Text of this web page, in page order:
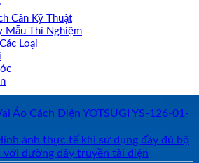
Cân Kỹ Thuật
Mẫu Thí Nghiệm
Loại